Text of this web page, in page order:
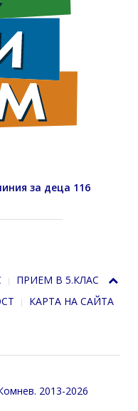
за деца 116
ПРИЕМ В 5.КЛАС
КАРТА НА САЙТА
. 2013-2026